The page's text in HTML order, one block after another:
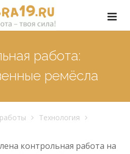
работа:
ремёсла
Технология
контрольная работа на